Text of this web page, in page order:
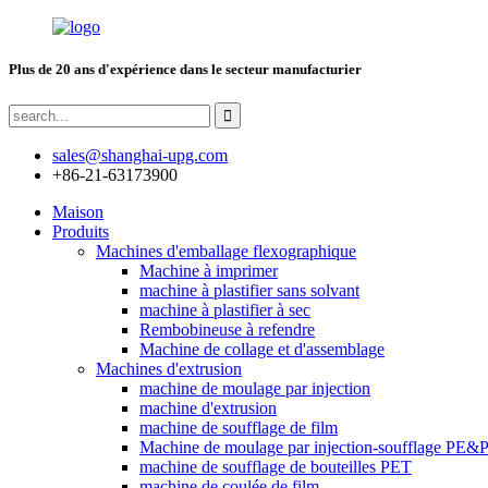
Plus de 20 ans d'expérience dans le secteur manufacturier
sales@shanghai-upg.com
+86-21-63173900
Maison
Produits
Machines d'emballage flexographique
Machine à imprimer
machine à plastifier sans solvant
machine à plastifier à sec
Rembobineuse à refendre
Machine de collage et d'assemblage
Machines d'extrusion
machine de moulage par injection
machine d'extrusion
machine de soufflage de film
Machine de moulage par injection-soufflage
machine de soufflage de bouteilles PET